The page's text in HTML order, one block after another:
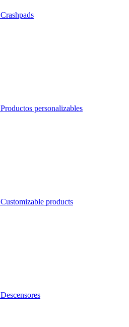
Crashpads
Productos personalizables
Customizable products
Descensores